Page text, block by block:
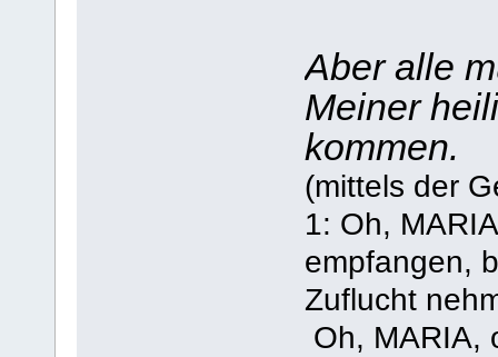
Aber alle
Meiner
kommen.
(mittels der
1: Oh,
empfangen,
Zuflucht
Oh, MARIA,